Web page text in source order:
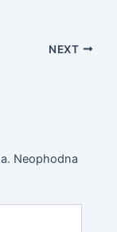
NEXT
Neophodna